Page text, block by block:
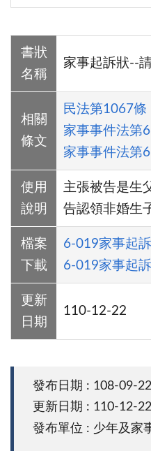
書狀
名稱
家事起訴狀--
相關
條文
民法第1067條
家事事件法第
家事事件法第
使用
說明
主張被告是生
告認領非婚生
檔案
下載
6-019家事起
6-019家事起
更新
日期
110-12-22
發布日期 : 108-09-22
更新日期 : 110-12-22
發布單位 : 少年及家